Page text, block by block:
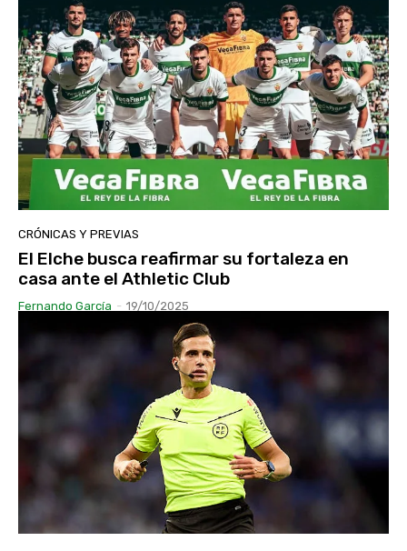
CRÓNICAS Y PREVIAS
El Elche busca reafirmar su fortaleza en
casa ante el Athletic Club
Fernando García - 19/10/2025